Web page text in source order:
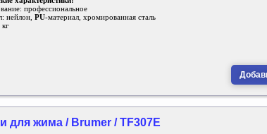
профессиональное
нейлон, PU-материал, хромированная сталь
кг
для жима / Brumer / TF307E